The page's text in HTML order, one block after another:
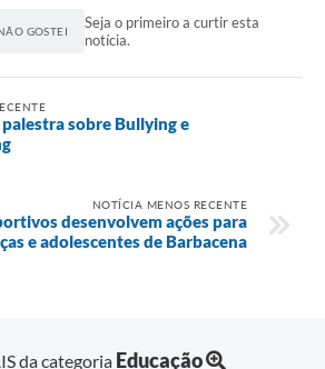
GOSTEI
Seja o primeiro a curtir esta
notícia.
sobre Bullying e
NOTÍCIA MENOS RECENTE
desenvolvem ações para
e adolescentes de Barbacena
da categoria Educação